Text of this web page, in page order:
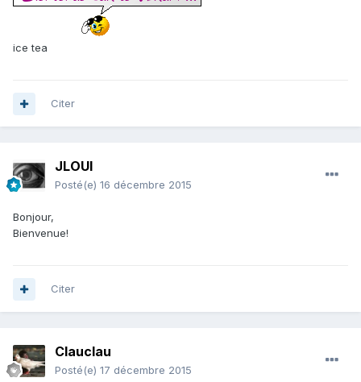
ice tea
Citer
JLOUI
Posté(e) 16 décembre 2015
Bonjour,
Bienvenue!
Citer
Clauclau
Posté(e) 17 décembre 2015